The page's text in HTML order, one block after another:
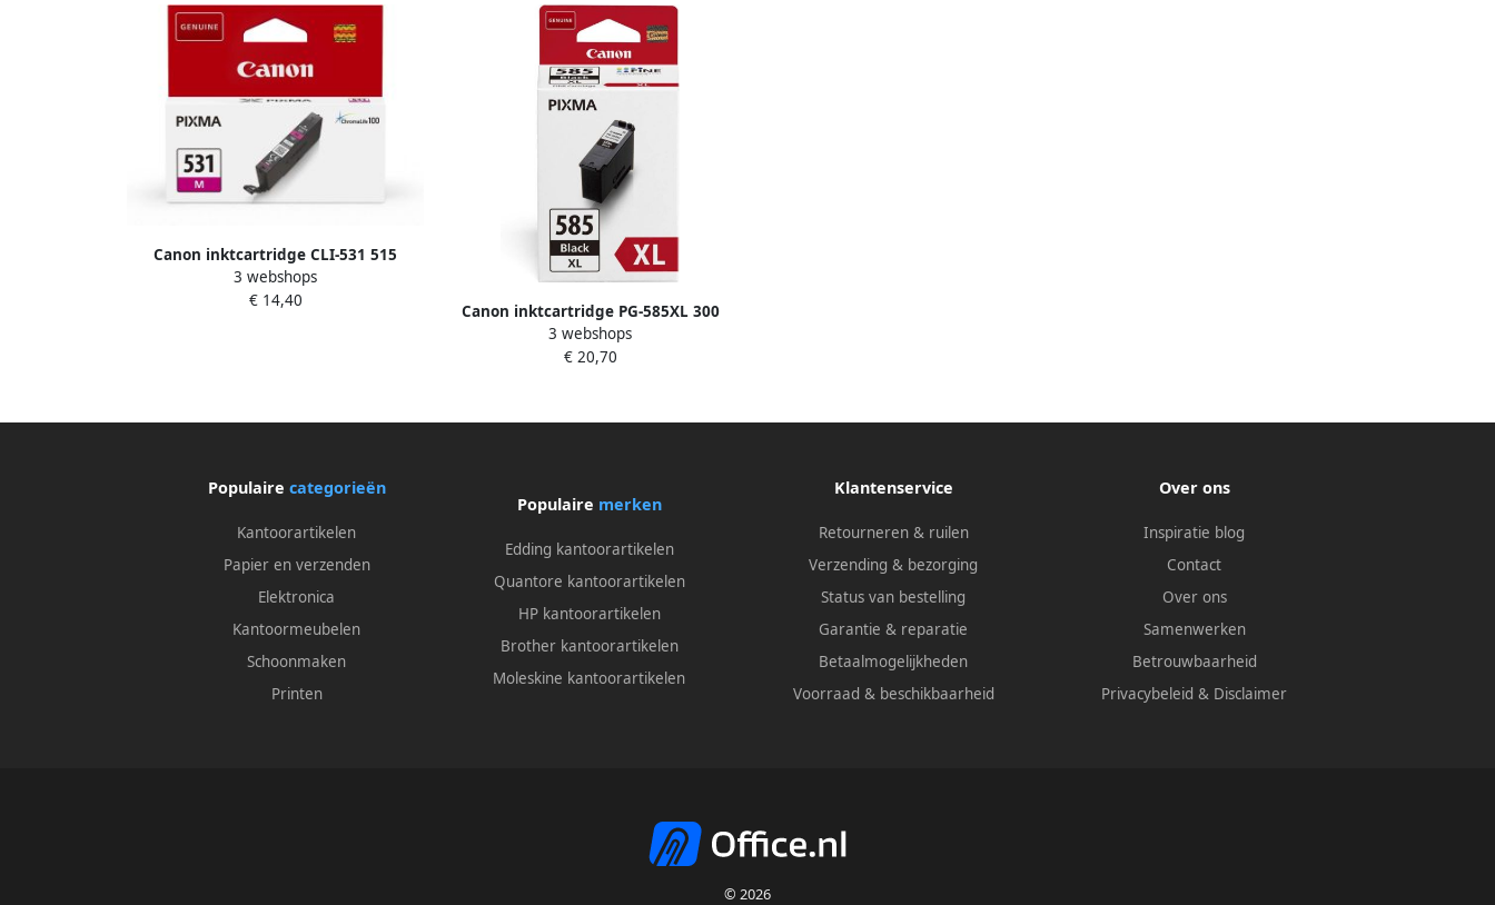
Canon inktcartridge CLI-531 515
pagina&apos;s OEM 6120C001
magenta
3 webshops
€ 14,40
Canon inktcartridge PG-585XL 300
pagina&apos;s OEM 6204C001 zwart
3 webshops
€ 20,70
Populaire categorieën
Kantoorartikelen
Papier en verzenden
Elektronica
Kantoormeubelen
Schoonmaken
Printen
Populaire merken
Edding kantoorartikelen
Quantore kantoorartikelen
HP kantoorartikelen
Brother kantoorartikelen
Moleskine kantoorartikelen
Klantenservice
Retourneren & ruilen
Verzending & bezorging
Status van bestelling
Garantie & reparatie
Betaalmogelijkheden
Voorraad & beschikbaarheid
Over ons
Inspiratie blog
Contact
Over ons
Samenwerken
Betrouwbaarheid
Privacybeleid & Disclaimer
© 2026